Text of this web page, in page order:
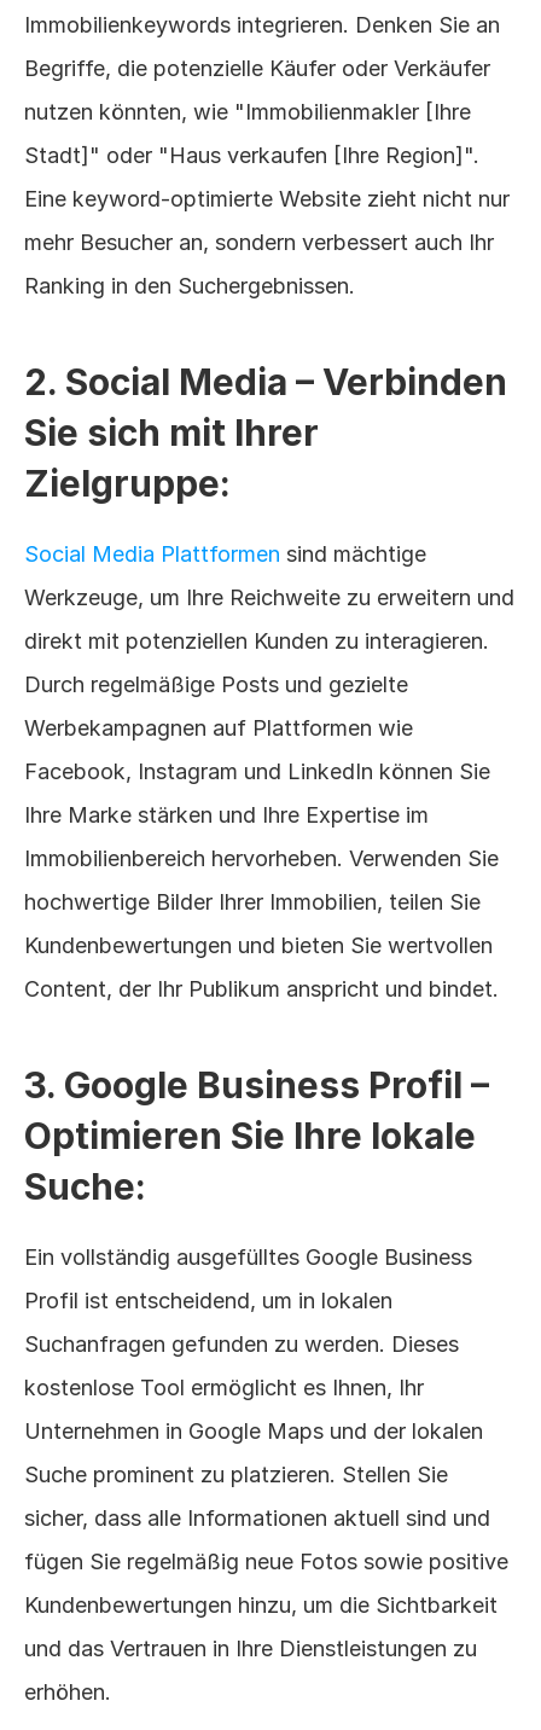
Immobilienkeywords integrieren. Denken Sie an
Begriffe, die potenzielle Käufer oder Verkäufer
nutzen könnten, wie "Immobilienmakler [Ihre
Stadt]" oder "Haus verkaufen [Ihre Region]".
Eine keyword-optimierte Website zieht nicht nur
mehr Besucher an, sondern verbessert auch Ihr
Ranking in den Suchergebnissen.
2. Social Media – Verbinden
Sie sich mit Ihrer
Zielgruppe:
Social Media Plattformen sind mächtige
Werkzeuge, um Ihre Reichweite zu erweitern und
direkt mit potenziellen Kunden zu interagieren.
Durch regelmäßige Posts und gezielte
Werbekampagnen auf Plattformen wie
Facebook, Instagram und LinkedIn können Sie
Ihre Marke stärken und Ihre Expertise im
Immobilienbereich hervorheben. Verwenden Sie
hochwertige Bilder Ihrer Immobilien, teilen Sie
Kundenbewertungen und bieten Sie wertvollen
Content, der Ihr Publikum anspricht und bindet.
3. Google Business Profil –
Optimieren Sie Ihre lokale
Suche:
Ein vollständig ausgefülltes Google Business
Profil ist entscheidend, um in lokalen
Suchanfragen gefunden zu werden. Dieses
kostenlose Tool ermöglicht es Ihnen, Ihr
Unternehmen in Google Maps und der lokalen
Suche prominent zu platzieren. Stellen Sie
sicher, dass alle Informationen aktuell sind und
fügen Sie regelmäßig neue Fotos sowie positive
Kundenbewertungen hinzu, um die Sichtbarkeit
und das Vertrauen in Ihre Dienstleistungen zu
erhöhen.